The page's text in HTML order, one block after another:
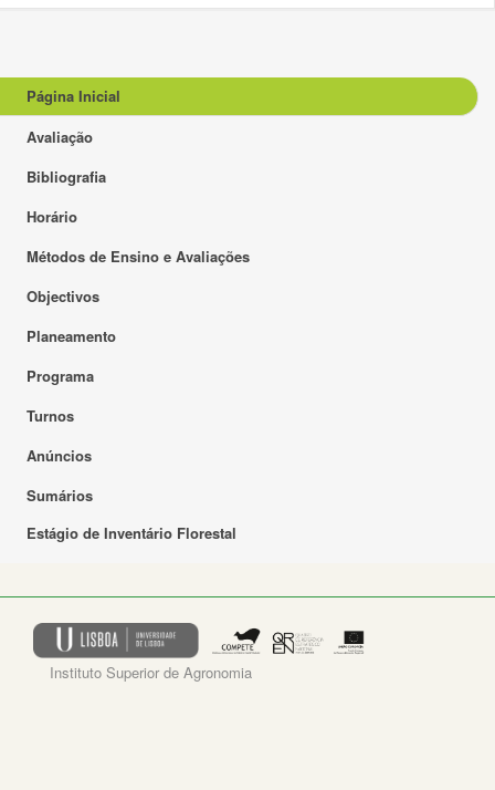
Página Inicial
Avaliação
Bibliografia
Horário
Métodos de Ensino e Avaliações
Objectivos
Planeamento
Programa
Turnos
Anúncios
Sumários
Estágio de Inventário Florestal
Instituto Superior de Agronomia